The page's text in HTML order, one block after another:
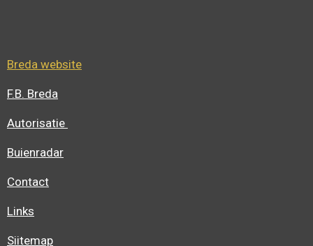
Breda website
F.B. Breda
Autorisatie
Buienradar
Contact
Links
Siitemap